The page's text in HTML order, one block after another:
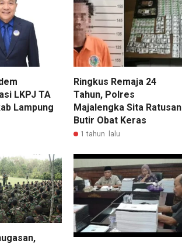
LKPJ TA
Lampung
Ringkus Remaja 24
Tahun, Polres
Majalengka Sita Ratusan
Butir Obat Keras
1 tahun lalu